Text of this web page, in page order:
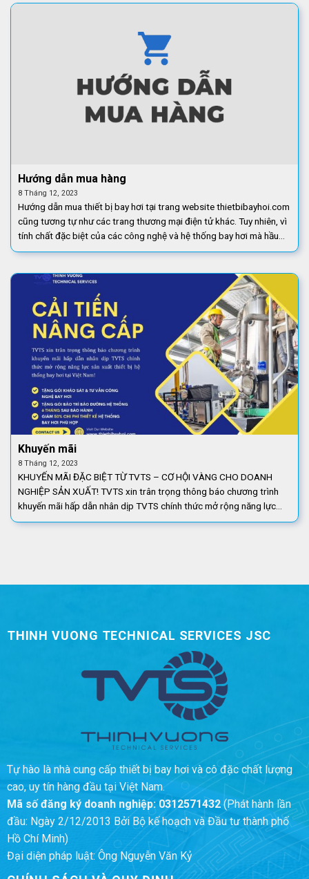
Hướng dẫn mua hàng
8 Tháng 12, 2023
Hướng dẫn mua thiết bị bay hơi tại trang website thietbibayhoi.com
cũng tương tự như các trang thương mại điện tử khác. Tuy nhiên, vì
tính chất đặc biệt của các công nghệ và hệ thống bay hơi mà hầu
[...]
Khuyến mãi
8 Tháng 12, 2023
KHUYẾN MÃI ĐẶC BIỆT TỪ TVTS – CƠ HỘI VÀNG CHO DOANH
NGHIỆP SẢN XUẤT! TVTS xin trân trọng thông báo chương trình
khuyến mãi hấp dẫn nhân dịp TVTS chính thức mở rộng năng lực
sản xuất thiết bị [...]
THINH VUONG TECHNICAL SERVICES JSC
Tự hào là nhà cung cấp thiết bị bay hơi và cô đặc chất lượng
cao, uy tín hàng đầu tại Việt Nam.
Mã số đăng ký doanh nghiệp: 0312571432(Phát hành lần
đầu: Ngày 2/12/2013 Bởi Bộ kế hoạch và Đầu tư thành phố
Hồ Chí Minh)
Đại diện pháp luật: Ông Nguyễn Văn Kỷ